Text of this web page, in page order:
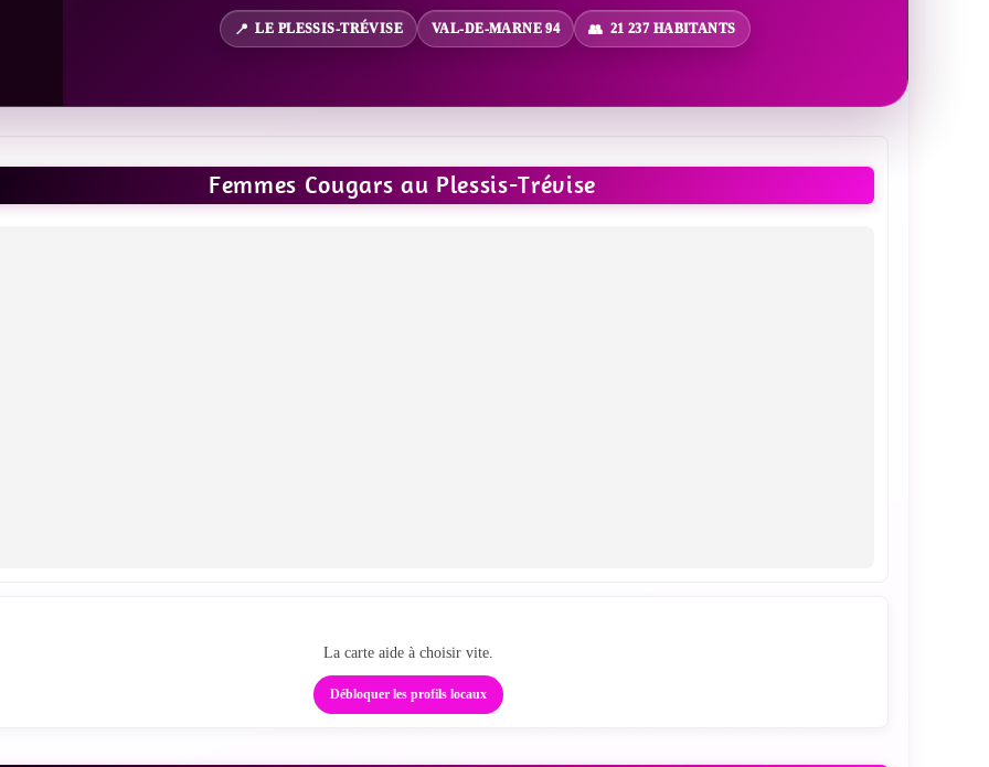
LE PLESSIS-TRÉVISE VAL-DE-MARNE 94 21 237 HABITANTS
Femmes Cougars au Plessis-Trévise
La carte aide à choisir vite.
Débloquer les profils locaux